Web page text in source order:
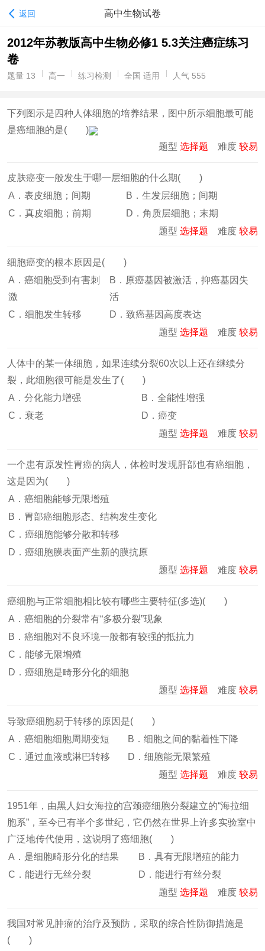
返回 高中生物试卷
2012年苏教版高中生物必修1 5.3关注癌症练习
卷
题量 13 高一 练习检测 全国 适用 人气 555
下列图示是四种人体细胞的培养结果，图中所示细胞最可能
是癌细胞的是( )
题型 选择题 难度 较易
皮肤癌变一般发生于哪一层细胞的什么期( )
A．表皮细胞；间期
B．生发层细胞；间期
C．真皮细胞；前期
D．角质层细胞；末期
题型 选择题 难度 较易
细胞癌变的根本原因是( )
A．癌细胞受到有害刺
激
B．原癌基因被激活，抑癌基因失
活
C．细胞发生转移
D．致癌基因高度表达
题型 选择题 难度 较易
人体中的某一体细胞，如果连续分裂60次以上还在继续分
裂，此细胞很可能是发生了( )
A．分化能力增强
B．全能性增强
C．衰老
D．癌变
题型 选择题 难度 较易
一个患有原发性胃癌的病人，体检时发现肝部也有癌细胞，
这是因为( )
A．癌细胞能够无限增殖
B．胃部癌细胞形态、结构发生变化
C．癌细胞能够分散和转移
D．癌细胞膜表面产生新的膜抗原
题型 选择题 难度 较易
癌细胞与正常细胞相比较有哪些主要特征(多选)( )
A．癌细胞的分裂常有“多极分裂”现象
B．癌细胞对不良环境一般都有较强的抵抗力
C．能够无限增殖
D．癌细胞是畸形分化的细胞
题型 选择题 难度 较易
导致癌细胞易于转移的原因是( )
A．癌细胞细胞周期变短
B．细胞之间的黏着性下降
C．通过血液或淋巴转移
D．细胞能无限繁殖
题型 选择题 难度 较易
1951年，由黑人妇女海拉的宫颈癌细胞分裂建立的“海拉细
胞系”，至今已有半个多世纪，它仍然在世界上许多实验室中
广泛地传代使用，这说明了癌细胞( )
A．是细胞畸形分化的结果
B．具有无限增殖的能力
C．能进行无丝分裂
D．能进行有丝分裂
题型 选择题 难度 较易
我国对常见肿瘤的治疗及预防，采取的综合性防御措施是
( )